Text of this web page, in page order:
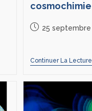
cosmochimie
25 septembre
Continuer La Lecture